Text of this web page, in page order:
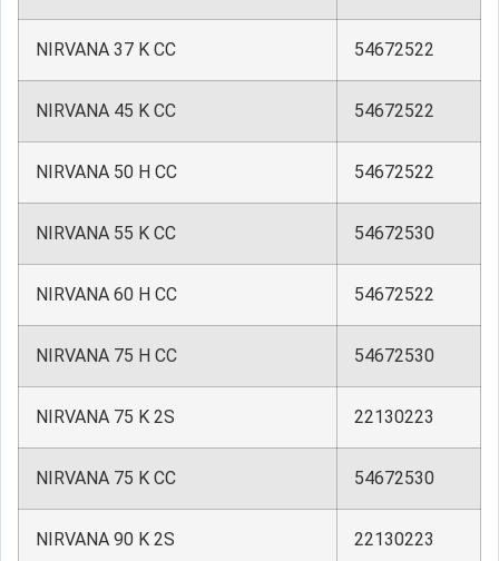
NIRVANA 37 K CC 54672522
NIRVANA 45 K CC 54672522
NIRVANA 50 H CC 54672522
NIRVANA 55 K CC 54672530
NIRVANA 60 H CC 54672522
NIRVANA 75 H CC 54672530
NIRVANA 75 K 2S 22130223
NIRVANA 75 K CC 54672530
NIRVANA 90 K 2S 22130223